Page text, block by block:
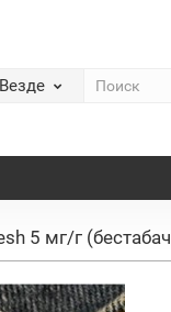
Везде
5 мг/г